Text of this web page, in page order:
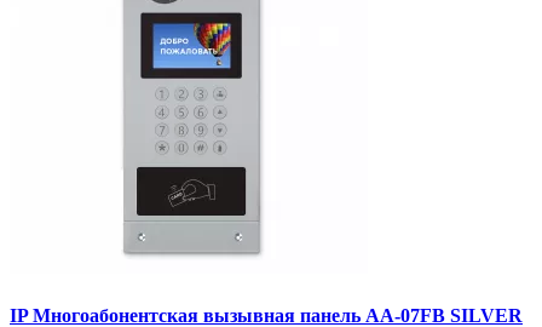
IP Многоабонентская вызывная панель AA-07FB SILVER